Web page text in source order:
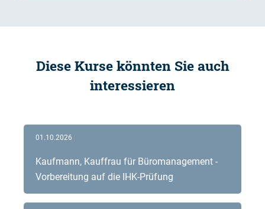
Diese Kurse könnten Sie auch
interessieren
Kaufmann, Kauffrau für Büromanagement -
Vorbereitung auf die IHK-Prüfung
01.10.2026